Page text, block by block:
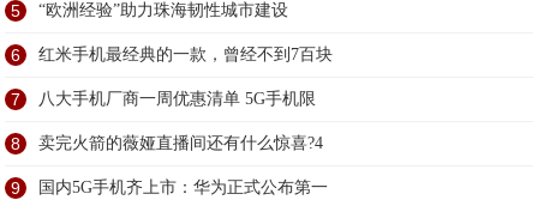
5 ​“欧洲经验”助力珠海韧性城市建设
6 红米手机最经典的一款，曾经不到7百块
7 八大手机厂商一周优惠清单 5G手机限
8 卖完火箭的薇娅直播间还有什么惊喜?4
9 国内5G手机齐上市：华为正式公布第一